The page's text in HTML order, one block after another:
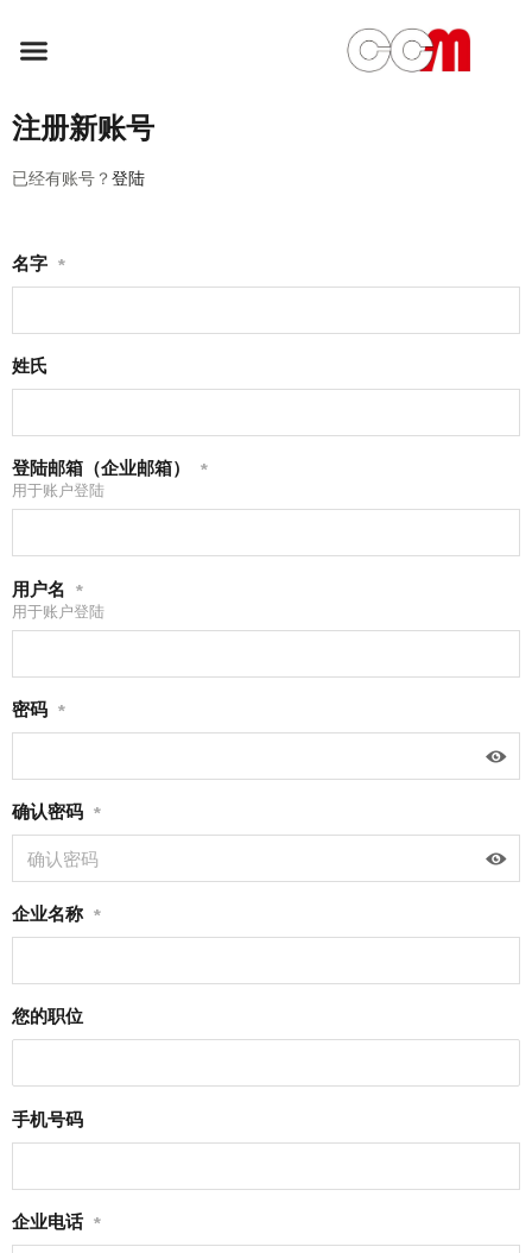
注册新账号
已经有账号？登陆
名字 *
姓氏
登陆邮箱（企业邮箱） *
用于账户登陆
用户名 *
用于账户登陆
密码 *
确认密码 *
企业名称 *
您的职位
手机号码
企业电话 *